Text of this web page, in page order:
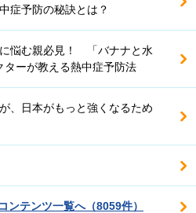
症予防の秘訣とは？
に悩む親必見！ 「バナナと水
ーが教える熱中症予防法
、日本がもっと強くなるため
コンテンツ一覧へ（8059件）